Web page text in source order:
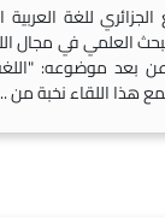
للغة العربية
العلمي في مجال
موضوعه: "اللغة
اللقاء نخبة من ...